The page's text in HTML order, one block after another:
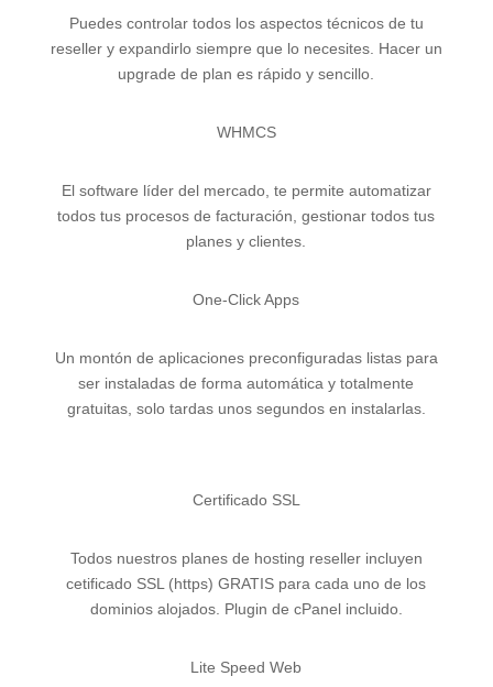
Puedes controlar todos los aspectos técnicos de tu
reseller y expandirlo siempre que lo necesites. Hacer un
upgrade de plan es rápido y sencillo.
WHMCS
El software líder del mercado, te permite automatizar
todos tus procesos de facturación, gestionar todos tus
planes y clientes.
One-Click Apps
Un montón de aplicaciones preconfiguradas listas para
ser instaladas de forma automática y totalmente
gratuitas, solo tardas unos segundos en instalarlas.
Certificado SSL
Todos nuestros planes de hosting reseller incluyen
cetificado SSL (https) GRATIS para cada uno de los
dominios alojados. Plugin de cPanel incluido.
Lite Speed Web